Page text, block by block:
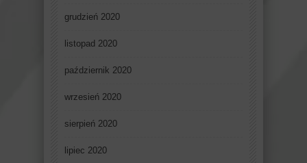
grudzień 2020
listopad 2020
październik 2020
wrzesień 2020
sierpień 2020
lipiec 2020